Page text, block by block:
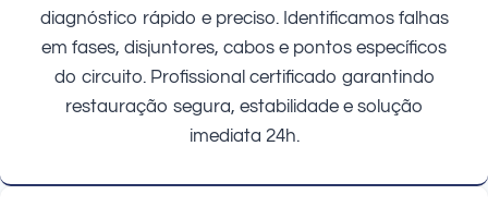
diagnóstico rápido e preciso. Identificamos falhas
em fases, disjuntores, cabos e pontos específicos
do circuito. Profissional certificado garantindo
restauração segura, estabilidade e solução
imediata 24h.